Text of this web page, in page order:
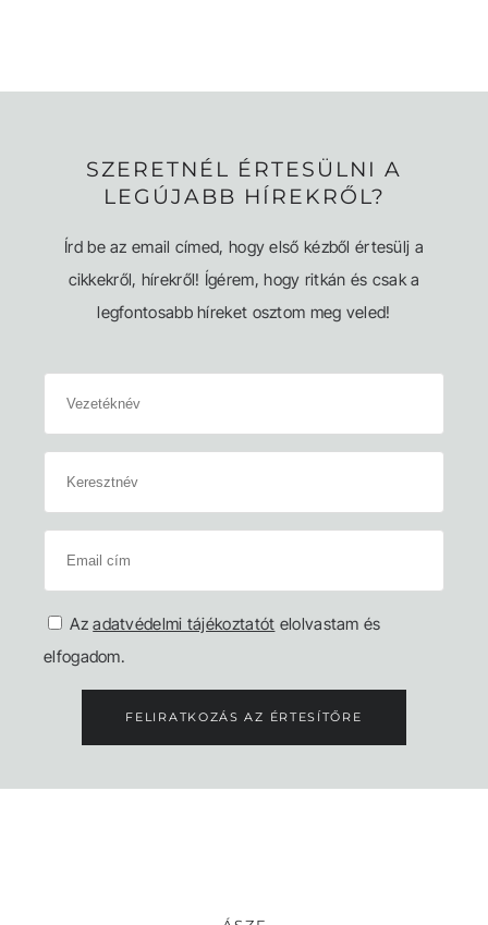
SZERETNÉL ÉRTESÜLNI A
LEGÚJABB HÍREKRŐL?
Írd be az email címed, hogy első kézből értesülj a
cikkekről, hírekről! Ígérem, hogy ritkán és csak a
legfontosabb híreket osztom meg veled!
Azadatvédelmi tájékoztatót elolvastam és
elfogadom.
FELIRATKOZÁS AZ ÉRTESÍTŐRE